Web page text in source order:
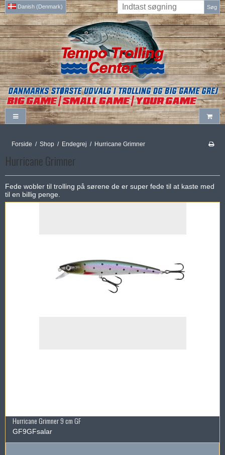
Danish (Denmark) Søg
Forside / Shop / Endegrej / Hurricane Grimner
Hurricane Grimner
Fede wobler til trolling på sørene de er super fede til at kaste med
til en billig penge.
Hurricane Grimner 9 cm GF
GF9GFsalar